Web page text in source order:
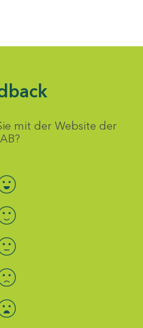
mit der Website der
auswählen